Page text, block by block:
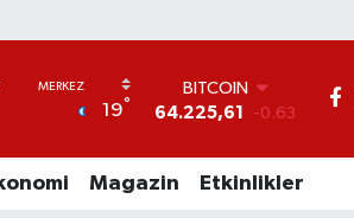
19°
64.225,61
-0.63
DOLAR
55,0406
-0.08
Magazin Etkinlikler